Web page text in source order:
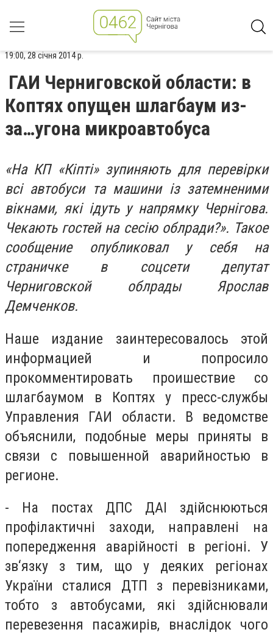
19:00, 28 січня 2014 р.
ГАИ Черниговской области: в
Коптях опущен шлагбаум из-
за…угона микроавтобуса
«На КП «Кіпті» зупиняють для перевірки
всі автобуси та машини із затемненими
вікнами, які ідуть у напрямку Чернігова.
Чекають гостей на сесію облради?». Такое
сообщение опубликовал у себя на
страничке в соцсети депутат
Черниговской облрады Ярослав
Демченков.
Наше издание заинтересовалось этой
информацией и попросило
прокомментировать проишествие со
шлагбаумом в Коптях у пресс-службы
Управления ГАИ области. В ведомстве
объяснили, подобные меры приняты в
связи с повышенной аварийностью в
регионе.
- На постах ДПС ДАІ здійснюються
профілактичні заходи, направлені на
попередження аварійності в регіоні. У
зв‘язку з тим, що у деяких регіонах
України сталися ДТП з перевізниками,
тобто з автобусами, які здійснювали
перевезення пасажирів, внаслідок чого